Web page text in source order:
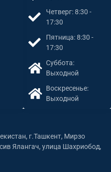
г.Ташкент, Мирзо
Ялангач, улица Шахриобод,
Четверг: 8:30 -
17:30
Пятница: 8:30 -
17:30
Суббота:
Выходной
Воскресенье:
Выходной